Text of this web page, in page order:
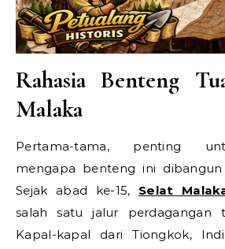
Rahasia Benteng
Malaka
Pertama-tama, penting
mengapa benteng ini
Sejak abad ke-15, Selat
salah satu jalur perdagangan
Kapal-kapal dari Tiongkok,